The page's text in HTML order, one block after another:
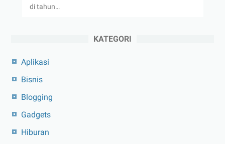
di tahun…
KATEGORI
Aplikasi
Bisnis
Blogging
Gadgets
Hiburan